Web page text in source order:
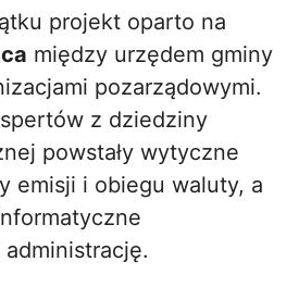
projekt oparto na
między urzędem gminy
pozarządowymi.
z dziedziny
powstały wytyczne
emisji i obiegu waluty, a